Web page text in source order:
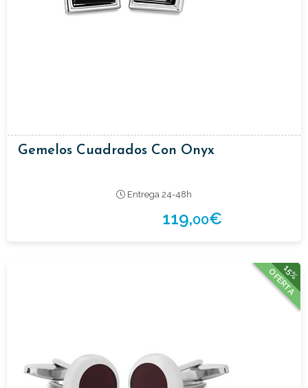
Gemelos Cuadrados Con Onyx
Entrega 24-48h
119,00€
15%
OFERTA